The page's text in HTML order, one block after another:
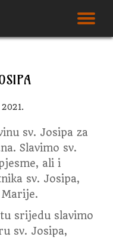
sv. Josipa za
Slavimo sv.
ali i
sv. Josipa,
Marije.
srijedu slavimo
sv. Josipa,